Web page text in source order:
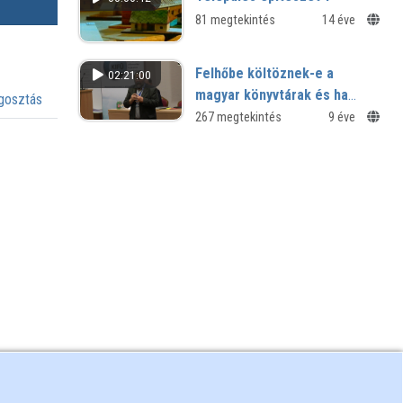
81 megtekintés 14 éve
02:21:00
Felhőbe költöznek-e a
magyar könyvtárak és ha
igen, hogyan és mikor?
267 megtekintés 9 éve